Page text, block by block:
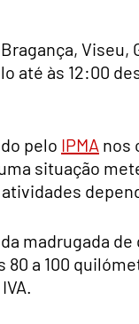
Viseu,
até às 12:00
pelo IPMA nos
situação
madrugada
80 a 100